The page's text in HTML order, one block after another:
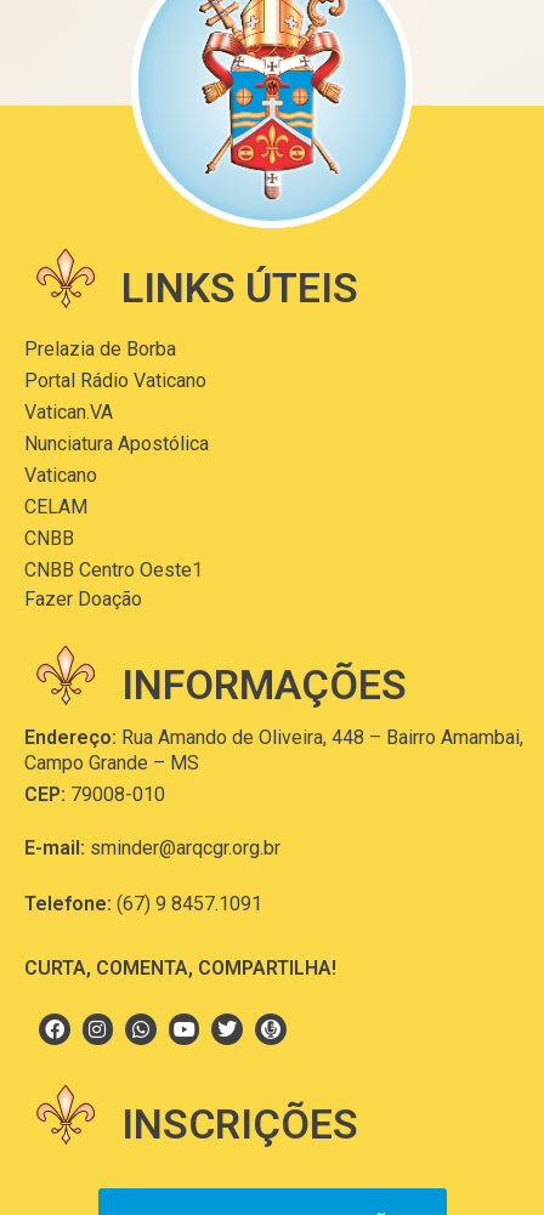
LINKS ÚTEIS
Prelazia de Borba
Portal Rádio Vaticano
Vatican.VA
Nunciatura Apostólica
Vaticano
CELAM
CNBB
CNBB Centro Oeste1
Fazer Doação
INFORMAÇÕES
Endereço: Rua Amando de Oliveira, 448 – Bairro Amambai,
Campo Grande – MS
CEP: 79008-010
E-mail: sminder@arqcgr.org.br
Telefone: (67) 9 8457.1091
CURTA, COMENTA, COMPARTILHA!
INSCRIÇÕES